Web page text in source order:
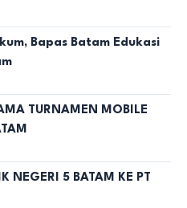
Bapas Batam Edukasi
TURNAMEN MOBILE
NEGERI 5 BATAM KE PT